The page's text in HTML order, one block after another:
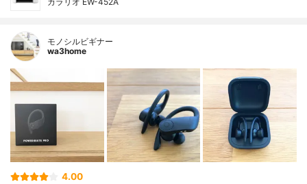
モノシルビギナー
wa3home
4.00